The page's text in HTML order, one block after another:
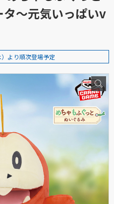
～元気いっぱいv
より順次登場予定